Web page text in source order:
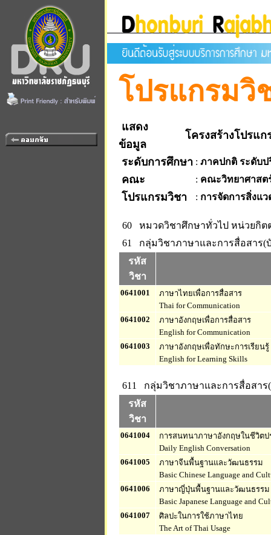
โปรแกรมวิ
แสดง
ข้อมูล
โครงสร้างโปรแก
ระดับการศึกษา : ภาคปกติ ระดับ
คณะ : คณะวิทยาศาสต
โปรแกรมวิชา : การจัดการสิ่งแ
60 หมวดวิชาศึกษาทั่วไป หน่วยกิต
61 กลุ่มวิชาภาษาและการสื่อสาร(
รหัส
วิชา
0641001
ภาษาไทยเพื่อการสื่อสาร
Thai for Communication
0641002
ภาษาอังกฤษเพื่อการสื่อสาร
English for Communication
0641003
ภาษาอังกฤษเพื่อทักษะการเรียนรู้
English for Learning Skills
611 กลุ่มวิชาภาษาและการสื่อสาร(
รหัส
วิชา
0641004
การสนทนาภาษาอังกฤษในชีวิตป
Daily English Conversation
0641005
ภาษาจีนพื้นฐานและวัฒนธรรม
Basic Chinese Language and
0641006
ภาษาญี่ปุ่นพื้นฐานและวัฒนธรรม
Basic Japanese Language and
0641007
ศิลปะในการใช้ภาษาไทย
The Art of Thai Usage